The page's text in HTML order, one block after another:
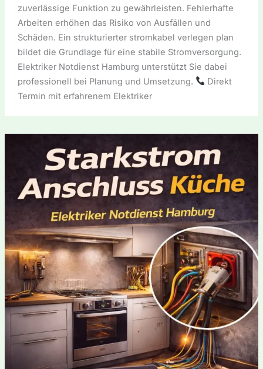
zuverlässige Funktion zu gewährleisten. Fehlerhafte
Arbeiten erhöhen das Risiko von Ausfällen und
Schäden. Ein strukturierter stromkabel verlegen plan
bildet die Grundlage für eine stabile Stromversorgung.
Elektriker Notdienst Hamburg unterstützt Sie dabei
professionell bei Planung und Umsetzung.
Direkt
Termin mit erfahrenem Elektriker